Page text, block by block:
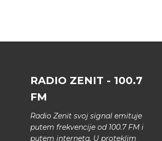
RADIO ZENIT - 100.7
FM
Radio Zenit svoj signal emituje
putem frekvencije od 100.7 FM i
putem interneta. U proteklim